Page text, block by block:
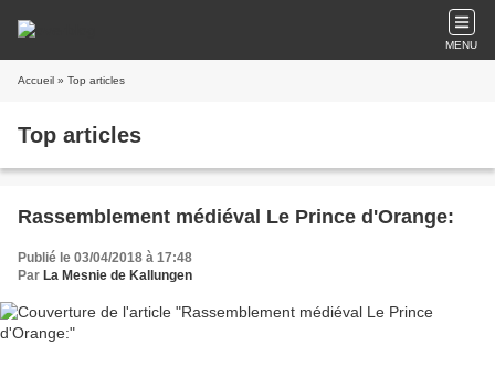
MENU
Accueil » Top articles
Top articles
Rassemblement médiéval Le Prince d'Orange:
Publié le 03/04/2018 à 17:48
Par La Mesnie de Kallungen